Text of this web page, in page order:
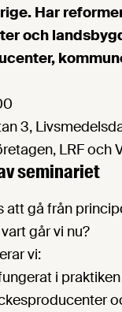
Har
och
3,
LRF och
seminariet
att gå från
går vi nu?
vi:
i praktiken